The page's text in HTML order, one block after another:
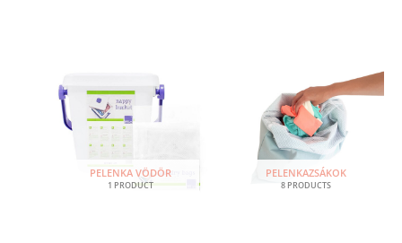
PELENKA VÖDÖR
1 PRODUCT
PELENKAZSÁKOK
8 PRODUCTS